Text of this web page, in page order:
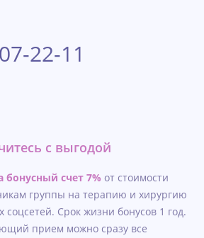
22-11
с выгодой
бонусный счет 7% от стоимости
группы на терапию и хирургию
Срок жизни бонусов 1 год.
прием можно сразу все